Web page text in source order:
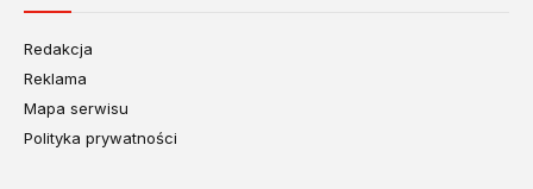
Redakcja
Reklama
Mapa serwisu
Polityka prywatności